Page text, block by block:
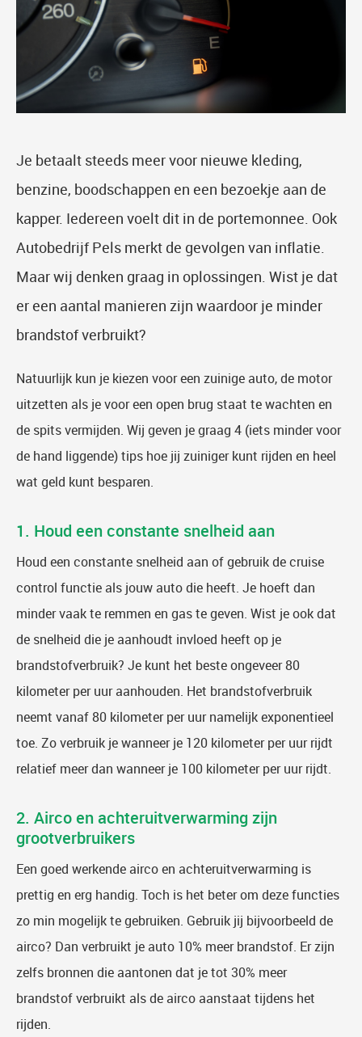
Je betaalt steeds meer voor nieuwe kleding,
benzine, boodschappen en een bezoekje aan de
kapper. Iedereen voelt dit in de portemonnee. Ook
Autobedrijf Pels merkt de gevolgen van inflatie.
Maar wij denken graag in oplossingen. Wist je dat
er een aantal manieren zijn waardoor je minder
brandstof verbruikt?
Natuurlijk kun je kiezen voor een zuinige auto, de motor
uitzetten als je voor een open brug staat te wachten en
de spits vermijden. Wij geven je graag 4 (iets minder voor
de hand liggende) tips hoe jij zuiniger kunt rijden en heel
wat geld kunt besparen.
1. Houd een constante snelheid aan
Houd een constante snelheid aan of gebruik de cruise
control functie als jouw auto die heeft. Je hoeft dan
minder vaak te remmen en gas te geven. Wist je ook dat
de snelheid die je aanhoudt invloed heeft op je
brandstofverbruik? Je kunt het beste ongeveer 80
kilometer per uur aanhouden. Het brandstofverbruik
neemt vanaf 80 kilometer per uur namelijk exponentieel
toe. Zo verbruik je wanneer je 120 kilometer per uur rijdt
relatief meer dan wanneer je 100 kilometer per uur rijdt.
2. Airco en achteruitverwarming zijn
grootverbruikers
Een goed werkende airco en achteruitverwarming is
prettig en erg handig. Toch is het beter om deze functies
zo min mogelijk te gebruiken. Gebruik jij bijvoorbeeld de
airco? Dan verbruikt je auto 10% meer brandstof. Er zijn
zelfs bronnen die aantonen dat je tot 30% meer
brandstof verbruikt als de airco aanstaat tijdens het
rijden.